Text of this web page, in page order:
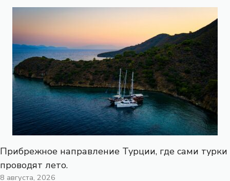
Прибрежное направление Турции, где сами турки
проводят лето.
8 августа, 2026